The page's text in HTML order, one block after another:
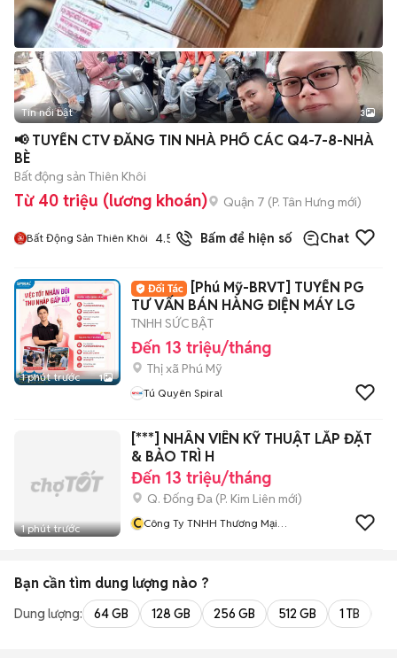
Tin nổi bật 3
📢 TUYỂN CTV ĐĂNG TIN NHÀ PHỐ CÁC Q4-7-8-NHÀ
BÈ
Bất động sản Thiên Khôi
Từ 40 triệu (lương khoán) Quận 7 (P. Tân Hưng mới)
Bất Động Sản Thiên Khôi 4.5 Bấm để hiện số Chat
1 phút trước 1
[Phú Mỹ-BRVT] TUYỂN PG
TƯ VẤN BÁN HÀNG ĐIỆN MÁY LG
TNHH SỨC BẬT
Đến 13 triệu/tháng
Thị xã Phú Mỹ
Tú Quyên Spiral
1 phút trước
[***] NHÂN VIÊN KỸ THUẬT LẮP ĐẶT
& BẢO TRÌ H
Đến 13 triệu/tháng
Q. Đống Đa (P. Kim Liên mới)
CCông Ty TNHH Thương Mại
Bạn cần tìm dung lượng nào ?
Dung lượng: 64 GB 128 GB 256 GB 512 GB 1 TB